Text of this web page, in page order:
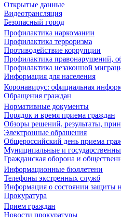
Открытые данные
Видеотрансляция
Безопасный город
Профилактика наркомании
Профилактика терроризма
Противодействие коррупции
Профилактика правонарушений,
Профилактика незаконной
Информация для населения
Коронавирус: официальная
Обращения граждан
Нормативные документы
Порядок и время приема граждан
Обзоры решений, результаты,
Электронные обращения
Общероссийский день приема
Муниципальные и
Гражданская оборона и
Информационные бюллетени
Телефоны экстренных служб
Информация о состоянии защиты
Прокуратура
Прием граждан
Новости прокуратуры